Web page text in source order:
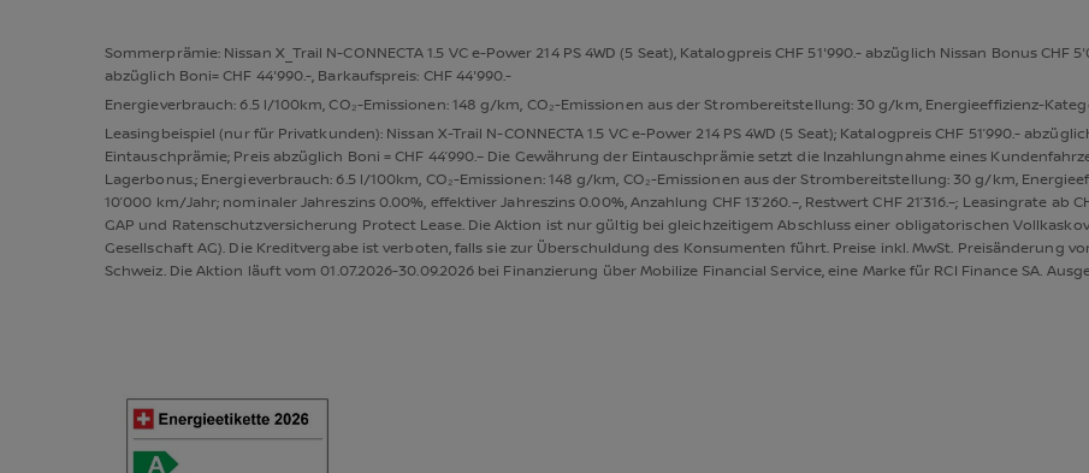
Sommerprämie: Nissan X_Trail N-CONNECTA 1.5 VC e-Power 214 PS 4WD (5 Seat), Katalogpreis CHF 51'990.- abzüglich Nissan Bonus
abzüglich Boni= CHF 44'990.-, Barkaufspreis: CHF 44'990.-
Energieverbrauch: 6.5 l/100km, CO₂-Emissionen: 148 g/km, CO₂-Emissionen aus der Strombereitstellung: 30 g/km, Energieeffizienz-
Leasingbeispiel (nur für Privatkunden): Nissan X-Trail N-CONNECTA 1.5 VC e-Power 214 PS 4WD (5 Seat); Katalogpreis CHF 51’990.-
Eintauschprämie; Preis abzüglich Boni = CHF 44’990.– Die Gewährung der Eintauschprämie setzt die Inzahlungnahme eines
Lagerbonus.; Energieverbrauch: 6.5 l/100km, CO₂-Emissionen: 148 g/km, CO₂-Emissionen aus der Strombereitstellung: 30 g/km,
10’000 km/Jahr; nominaler Jahreszins 0.00%, effektiver Jahreszins 0.00%, Anzahlung CHF 13’260.–, Restwert CHF 21’316.–; Leasingrate
GAP und Ratenschutzversicherung Protect Lease. Die Aktion ist nur gültig bei gleichzeitigem Abschluss einer obligatorischen
Gesellschaft AG). Die Kreditvergabe ist verboten, falls sie zur Überschuldung des Konsumenten führt. Preise inkl. MwSt. Preisänderung
Schweiz. Die Aktion läuft vom 01.07.2026-30.09.2026 bei Finanzierung über Mobilize Financial Service, eine Marke für RCI Finance SA.